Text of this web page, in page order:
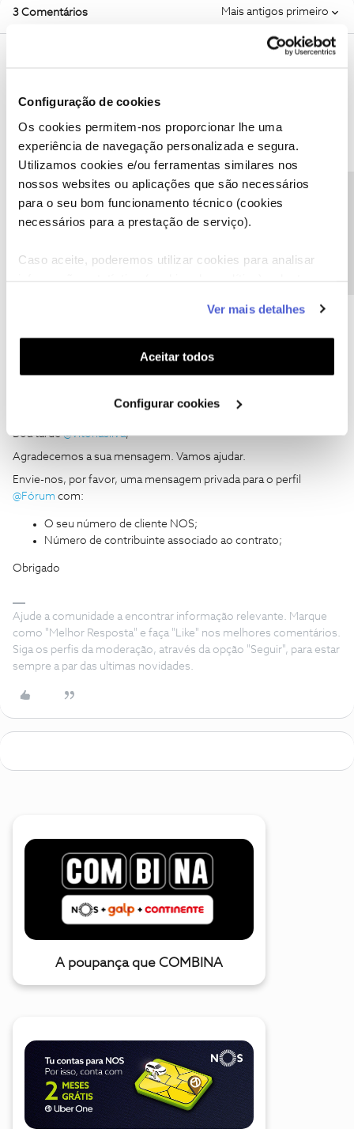
Configuração de cookies
Os cookies permitem-nos proporcionar lhe uma
experiência de navegação personalizada e segura.
Utilizamos cookies e/ou ferramentas similares nos
nossos websites ou aplicações que são necessários
para o seu bom funcionamento técnico (cookies
necessários para a prestação de serviço).
Caso aceite, poderemos utilizar cookies para analisar
funcionalidades (cookies de personalização e
funcionalidade) e adaptar anúncios aos seus interesses
(cookies de publicidade personalizada). Pode gerir a
utilização dos cookies clicando em "Configurar
Ver mais detalhes
Aceitar todos
Configurar cookies
3 Comentários Mais antigos primeiro
vitoriasilva AUTOR Forum|Forum|2 years ago
Aguarde pelo contacto .. basicamente é isso
semana a aguardar e meu marido e eu dependemos da internet
Forum|Forum|2 years ago
Boa tarde@vitoriasilva,
Agradecemos a sua mensagem. Vamos ajudar.
Envie-nos, por favor, uma mensagem privada para o perfil
@Fórum com:
O seu número de cliente NOS;
Número de contribuinte associado ao contrato;
Obrigado
Ajude a comunidade a encontrar informação relevante. Marque
como "Melhor Resposta" e faça "Like" nos melhores comentários.
Siga os perfis da moderação, através da opção "Seguir", para estar
sempre a par das ultimas novidades.
A poupança que COMBINA